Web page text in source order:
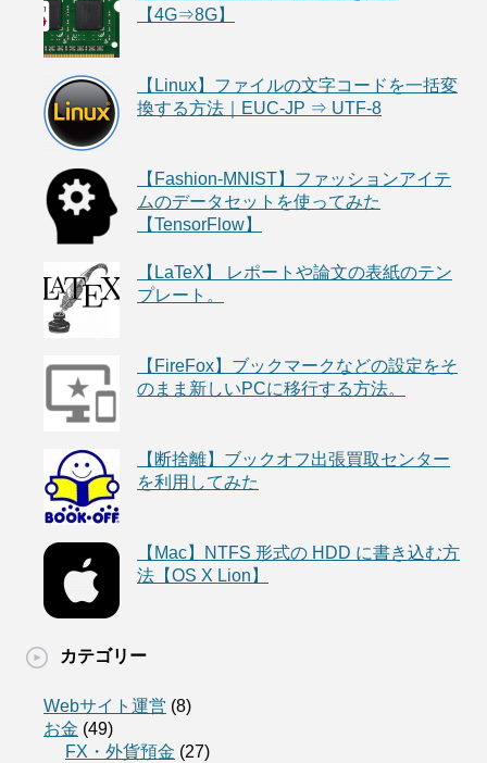
【4G⇒8G】
【Linux】ファイルの文字コードを一括変
換する方法｜EUC-JP ⇒ UTF-8
【Fashion-MNIST】ファッションアイテ
ムのデータセットを使ってみた
【TensorFlow】
【LaTeX】 レポートや論文の表紙のテン
プレート。
【FireFox】ブックマークなどの設定をそ
のまま新しいPCに移行する方法。
【断捨離】ブックオフ出張買取センター
を利用してみた
【Mac】NTFS 形式の HDD に書き込む方
法【OS X Lion】
カテゴリー
Webサイト運営 (8)
お金 (49)
FX・外貨預金 (27)